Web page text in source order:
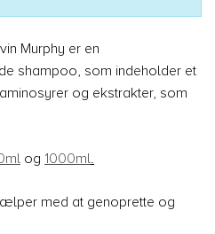
Murphy er en
shampoo, som indeholder et
og ekstrakter, som
og 1000ml.
med at genoprette og